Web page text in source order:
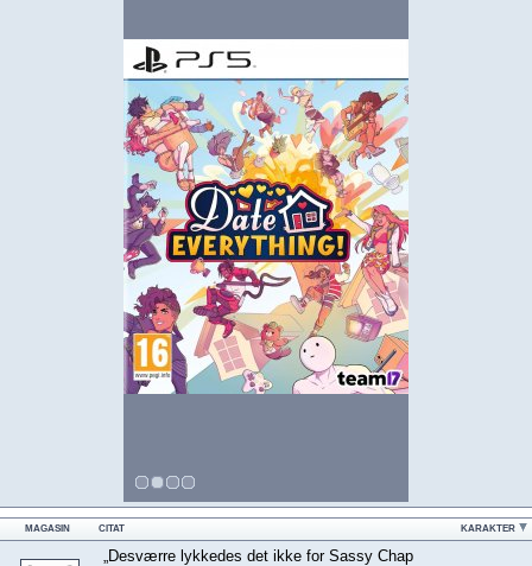
MAGASIN CITAT KARAKTER
„Desværre lykkedes det ikke for Sassy Chap